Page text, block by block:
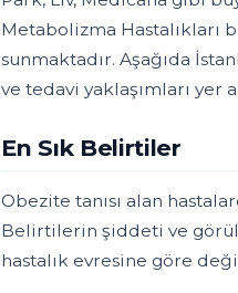
Metabolizma Hastalıkları
sunmaktadır. Aşağıda
ve tedavi yaklaşımları yer
En Sık Belirtiler
Obezite tanısı alan
Belirtilerin şiddeti ve
hastalık evresine göre